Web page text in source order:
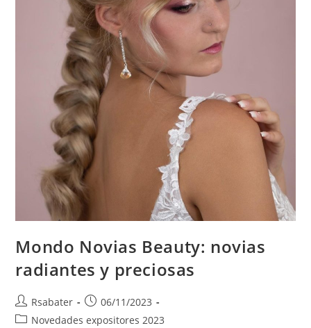
Mondo Novias Beauty: novias
radiantes y preciosas
Rsabater
06/11/2023
Novedades expositores 2023